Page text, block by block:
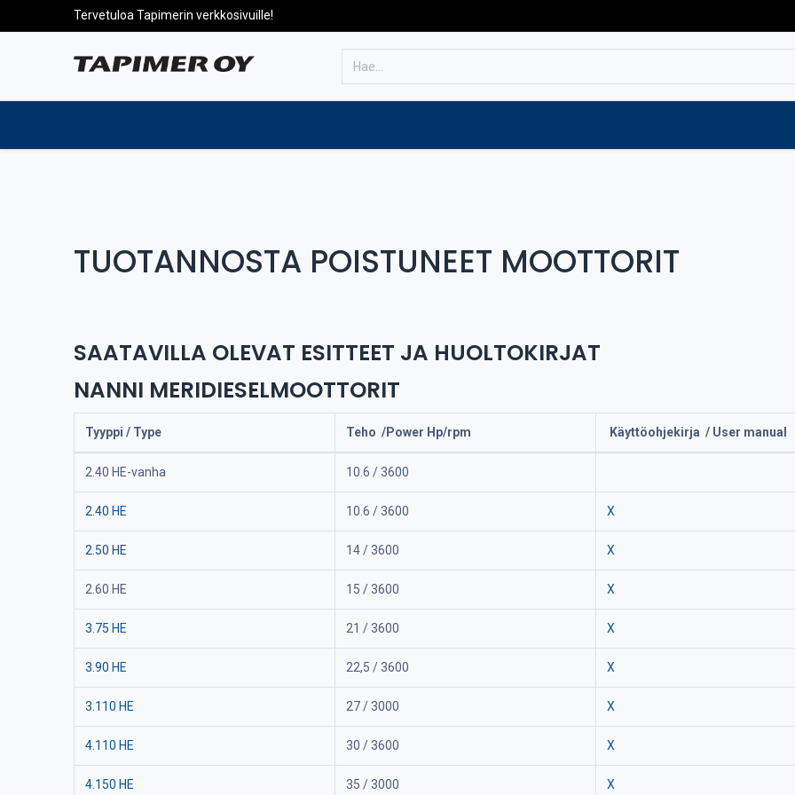
Tervetuloa Tapimerin verkkosivuille!
TUOTANNOSTA POISTUNEET MOOTTORIT
SAATAVILLA OLEVAT ESITTEET JA HUOLTOKIRJAT
NANNI MERIDIESELMOOTTORIT
Tyyppi / Type Teho /Power Hp/rpm Käyttöohjekirja / User manual
2.40 HE-vanha 10.6 / 3600
2.40 HE 10.6 / 3600 X
2.50 HE 14 / 3600 X
2.60 HE 15 / 3600 X
3.75 HE 21 / 3600 X
3.90 HE 22,5 / 3600 X
3.110 HE 27 / 3000 X
4.110 HE 30 / 3600 X
4.150 HE 35 / 3000 X